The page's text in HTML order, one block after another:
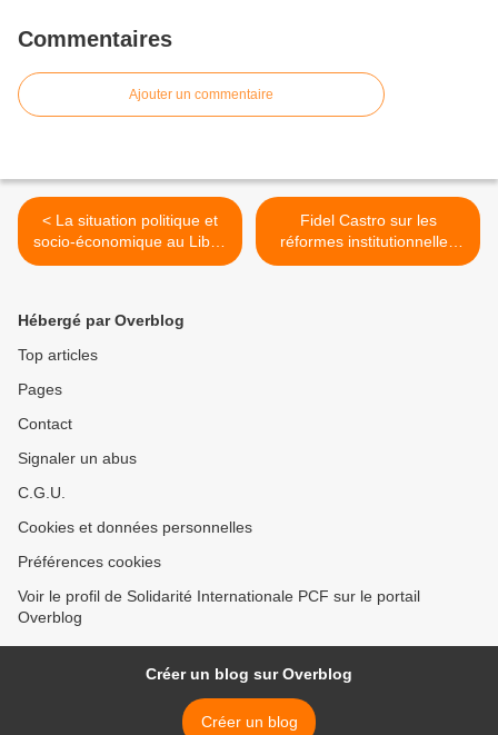
Commentaires
Ajouter un commentaire
< La situation politique et
socio-économique au Liban
et dans le monde arabe,
libanais (PCL)
Fidel Castro sur les
réformes institutionnelles
introduites par le VIème
Hébergé par Overblog
Top articles
Pages
Contact
Signaler un abus
C.G.U.
Cookies et données personnelles
Préférences cookies
Voir le profil de Solidarité Internationale PCF sur le portail
Overblog
Créer un blog sur Overblog
Créer un blog